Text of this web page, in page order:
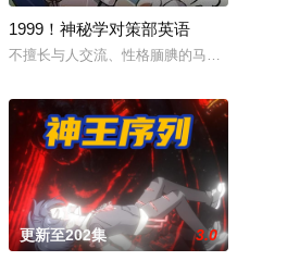
人柳莺儿与将军之子赵昊联手背叛，残忍杀
1999！神秘学对策部英语
不擅长与人交流、性格腼腆的马库斯在一场
更新至202集 3.0